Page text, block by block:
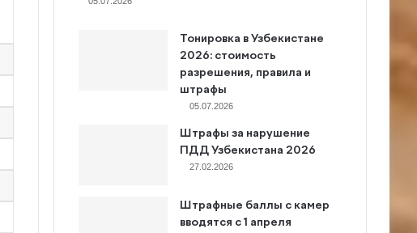
Тонировка в Узбекистане
2026: стоимость
разрешения, правила и
штрафы
05.07.2026
Штрафы за нарушение
ПДД Узбекистана 2026
27.02.2026
Штрафные баллы с камер
вводятся с 1 апреля